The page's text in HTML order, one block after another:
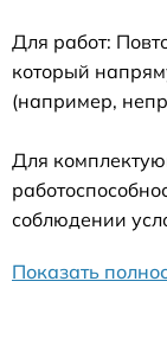
Для работ:
который
(например,
Для
соблюдении
Показать